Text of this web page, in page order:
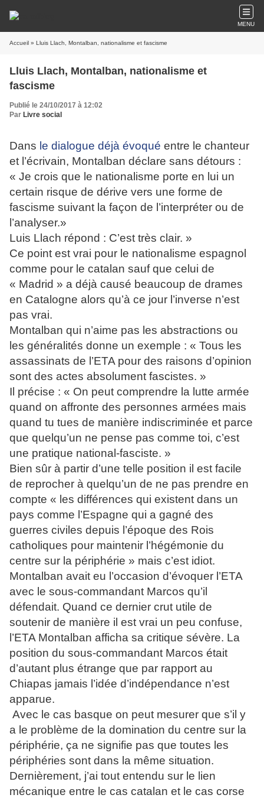
MENU
Accueil » Lluis Llach, Montalban, nationalisme et fascisme
Lluis Llach, Montalban, nationalisme et
fascisme
Publié le 24/10/2017 à 12:02
Par Livre social
Dans le dialogue déjà évoqué entre le chanteur
et l’écrivain, Montalban déclare sans détours :
« Je crois que le nationalisme porte en lui un
certain risque de dérive vers une forme de
fascisme suivant la façon de l’interpréter ou de
l’analyser.»
Luis Llach répond : C’est très clair. »
Ce point est vrai pour le nationalisme espagnol
comme pour le catalan sauf que celui de
« Madrid » a déjà causé beaucoup de drames
en Catalogne alors qu’à ce jour l’inverse n’est
pas vrai.
Montalban qui n’aime pas les abstractions ou
les généralités donne un exemple : « Tous les
assassinats de l’ETA pour des raisons d’opinion
sont des actes absolument fascistes. »
Il précise : « On peut comprendre la lutte armée
quand on affronte des personnes armées mais
quand tu tues de manière indiscriminée et parce
que quelqu’un ne pense pas comme toi, c’est
une pratique national-fasciste. »
Bien sûr à partir d’une telle position il est facile
de reprocher à quelqu’un de ne pas prendre en
compte « les différences qui existent dans un
pays comme l’Espagne qui a gagné des
guerres civiles depuis l’époque des Rois
catholiques pour maintenir l’hégémonie du
centre sur la périphérie » mais c’est idiot.
Montalban avait eu l’occasion d’évoquer l’ETA
avec le sous-commandant Marcos qu’il
défendait. Quand ce dernier crut utile de
soutenir de manière il est vrai un peu confuse,
l’ETA Montalban afficha sa critique sévère. La
position du sous-commandant Marcos était
d’autant plus étrange que par rapport au
Chiapas jamais l’idée d’indépendance n’est
apparue.
Avec le cas basque on peut mesurer que s’il y
a le problème de la domination du centre sur la
périphérie, ça ne signifie pas que toutes les
périphéries sont dans la même situation.
Dernièrement, j’ai tout entendu sur le lien
mécanique entre le cas catalan et le cas corse